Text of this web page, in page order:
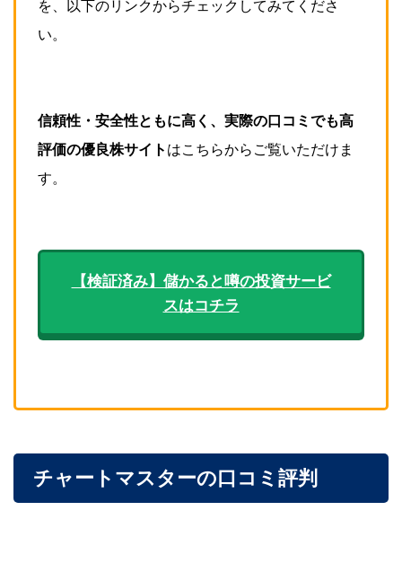
を、以下のリンクからチェックしてみてくださ
い。
信頼性・安全性ともに高く、実際の口コミでも高
評価の優良株サイト はこちらからご覧いただけま
す。
【検証済み】儲かると噂の投資サービ
スはコチラ
チャートマスターの口コミ評判